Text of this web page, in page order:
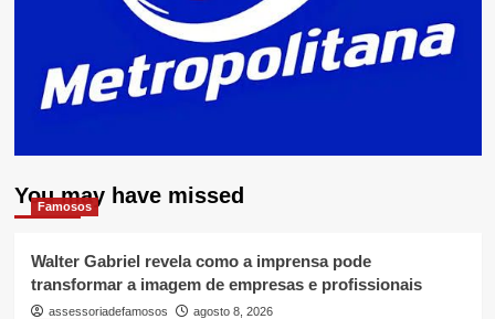
You may have missed
Famosos
Walter Gabriel revela como a imprensa pode
transformar a imagem de empresas e profissionais
assessoriadefamosos
agosto 8, 2026